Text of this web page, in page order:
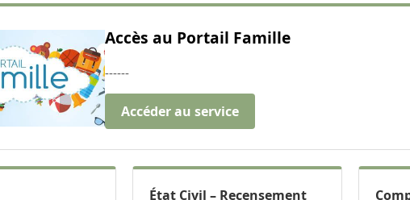
Accès au Portail Famille
------
Accéder au service
État Civil – Recensement